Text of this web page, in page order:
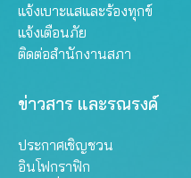
แจ้งเบาะแสและร้องทุกข์
แจ้งเตือนภัย
ติดต่อสำนักงานสภา
ข่าวสาร และรณรงค์
ประกาศเชิญชวน
อินโฟกราฟิก